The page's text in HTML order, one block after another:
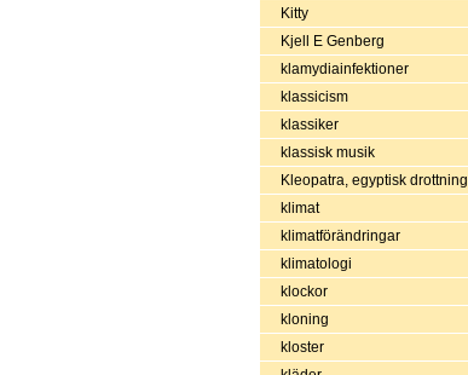
Kitty
Kjell E Genberg
klamydiainfektioner
klassicism
klassiker
klassisk musik
Kleopatra, egyptisk drottning
klimat
klimatförändringar
klimatologi
klockor
kloning
kloster